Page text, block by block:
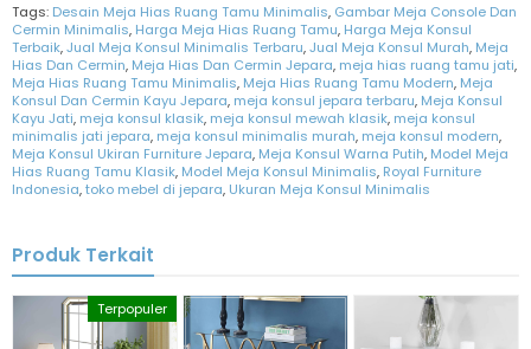
Tags: Desain Meja Hias Ruang Tamu Minimalis, Gambar Meja Console Dan
Cermin Minimalis, Harga Meja Hias Ruang Tamu, Harga Meja Konsul
Terbaik,Jual Meja Konsul Minimalis Terbaru,Jual Meja Konsul Murah, Meja
Hias Dan Cermin, Meja Hias Dan Cermin Jepara, meja hias ruang tamu jati,
Meja Hias Ruang Tamu Minimalis, Meja Hias Ruang Tamu Modern, Meja
Konsul Dan Cermin Kayu Jepara, meja konsul jepara terbaru, Meja Konsul
Kayu Jati, meja konsul klasik, meja konsul mewah klasik, meja konsul
minimalis jati jepara, meja konsul minimalis murah, meja konsul modern,
Meja Konsul Ukiran Furniture Jepara, Meja Konsul Warna Putih, Model Meja
Hias Ruang Tamu Klasik, Model Meja Konsul Minimalis, Royal Furniture
Indonesia,toko mebel di jepara, Ukuran Meja Konsul Minimalis
Produk Terkait
Terpopuler